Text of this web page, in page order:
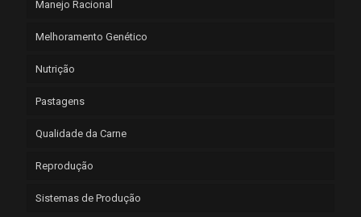
Manejo Racional
Melhoramento Genético
Nutrição
Pastagens
Qualidade da Carne
Reprodução
Sistemas de Produção